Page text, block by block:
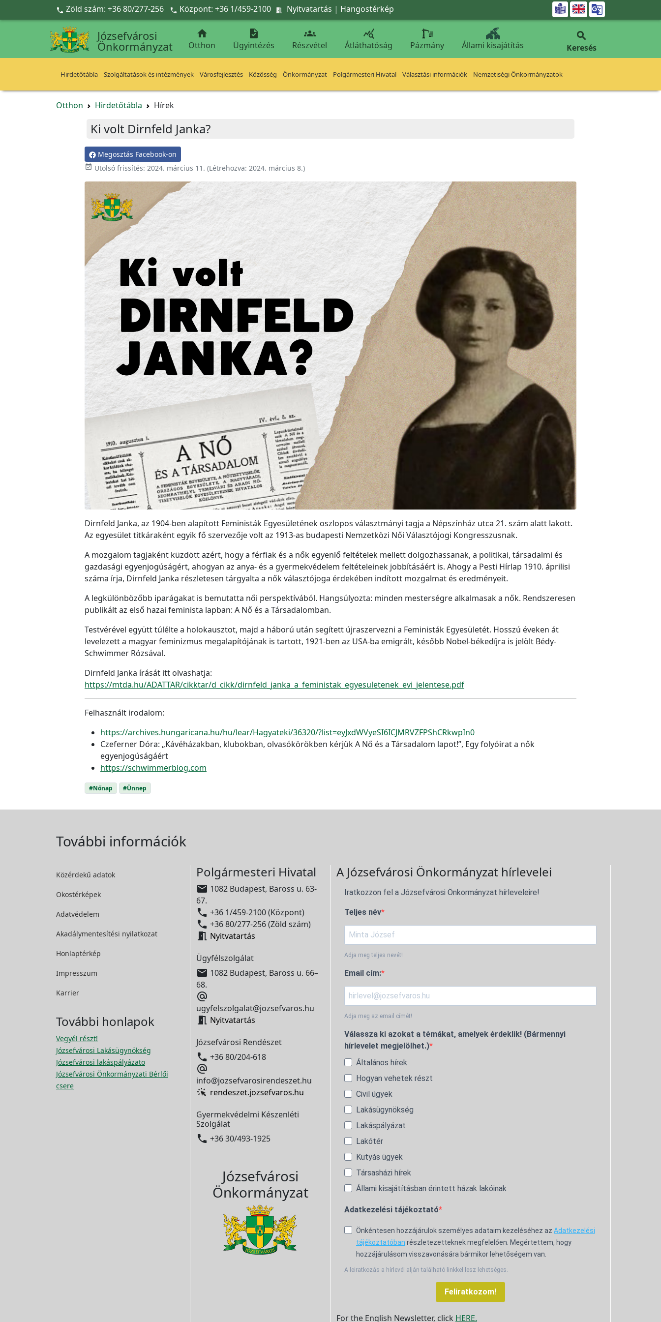
Ugrás a fő tartalomra
 Zöld szám: +36 80/277-256  Központ: +36 1/459-2100  Nyitvatartás | Hangostérkép 
Józsefvárosi
Önkormányzat

Otthon

Ügyintézés

Részvétel

Átláthatóság Pázmány Állami kisajátítás

Keresés
Hirdetőtábla Szolgáltatások és intézmények Városfejlesztés Közösség Önkormányzat Polgármesteri Hivatal Választási információk Nemzetiségi Önkormányzatok
Otthon Hirdetőtábla Hírek
Ki volt Dirnfeld Janka?
Megosztás Facebook-on
 Utolsó frissítés: 2024. március 11. (Létrehozva: 2024. március 8.)
Dirnfeld Janka, az 1904-ben alapított Feministák Egyesületének oszlopos választmányi tagja a Népszínház utca 21. szám alatt lakott.
Az egyesület titkáraként egyik fő szervezője volt az 1913-as budapesti Nemzetközi Női Választójogi Kongresszusnak.
A mozgalom tagjaként küzdött azért, hogy a férfiak és a nők egyenlő feltételek mellett dolgozhassanak, a politikai, társadalmi és
gazdasági egyenjogúságért, ahogyan az anya- és a gyermekvédelem feltételeinek jobbításáért is. Ahogy a Pesti Hírlap 1910. áprilisi
száma írja, Dirnfeld Janka részletesen tárgyalta a nők választójoga érdekében indított mozgalmat és eredményeit.
A legkülönbözőbb iparágakat is bemutatta női perspektívából. Hangsúlyozta: minden mesterségre alkalmasak a nők. Rendszeresen
publikált az első hazai feminista lapban: A Nő és a Társadalomban.
Testvérével együtt túlélte a holokausztot, majd a háború után segített újraszervezni a Feministák Egyesületét. Hosszú éveken át
levelezett a magyar feminizmus megalapítójának is tartott, 1921-ben az USA-ba emigrált, később Nobel-békedíjra is jelölt Bédy-
Schwimmer Rózsával.
Dirnfeld Janka írását itt olvashatja:
https://mtda.hu/ADATTAR/cikktar/d_cikk/dirnfeld_janka_a_feministak_egyesuletenek_evi_jelentese.pdf
Felhasznált irodalom:
https://archives.hungaricana.hu/hu/lear/Hagyateki/36320/?list=eyJxdWVyeSI6ICJMRVZFPShCRkwpIn0
Czeferner Dóra: „Kávéházakban, klubokban, olvasókörökben kérjük A Nő és a Társadalom lapot!”, Egy folyóirat a nők
egyenjogúságáért
https://schwimmerblog.com
#Nőnap #Ünnep
További információk
Közérdekű adatok
Okostérképek
Adatvédelem
Akadálymentesítési nyilatkozat
Honlaptérkép
Impresszum
Karrier
További honlapok
Vegyél részt!
Józsefvárosi Lakásügynökség
Józsefvárosi lakáspályázato
Józsefvárosi Önkormányzati Bérlői
csere
Polgármesteri Hivatal
 1082 Budapest, Baross u. 63-
67.
 +36 1/459-2100 (Központ)
 +36 80/277-256 (Zöld szám)
 Nyitvatartás
Ügyfélszolgálat
 1082 Budapest, Baross u. 66–
68.

ugyfelszolgalat@jozsefvaros.hu
 Nyitvatartás
Józsefvárosi Rendészet
 +36 80/204-618

info@jozsefvarosirendeszet.hu
rendeszet.jozsefvaros.hu
Gyermekvédelmi Készenléti
Szolgálat
 +36 30/493-1925
Józsefvárosi
Önkormányzat
A Józsefvárosi Önkormányzat hírlevelei
Iratkozzon fel a Józsefvárosi Önkormányzat hírleveleire!
Teljes név
Adja meg teljes nevét!
Email cím:
Adja meg az email címét!
Válassza ki azokat a témákat, amelyek érdeklik! (Bármennyi
hírlevelet megjelölhet.)
Általános hírek
Hogyan vehetek részt
Civil ügyek
Lakásügynökség
Lakáspályázat
Lakótér
Kutyás ügyek
Társasházi hírek
Állami kisajátításban érintett házak lakóinak
Adatkezelési tájékoztató
Önkéntesen hozzájárulok személyes adataim kezeléséhez az Adatkezelési
tájékoztatóban részletezetteknek megfelelően. Megértettem, hogy
hozzájárulásom visszavonására bármikor lehetőségem van.
A leiratkozás a hírlevél alján található linkkel lesz lehetséges.
Feliratkozom!
For the English Newsletter, click HERE.